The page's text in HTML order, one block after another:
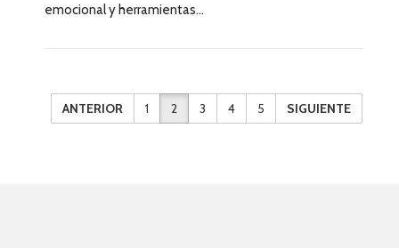
emocional y herramientas...
ANTERIOR 1 2 3 4 5 SIGUIENTE